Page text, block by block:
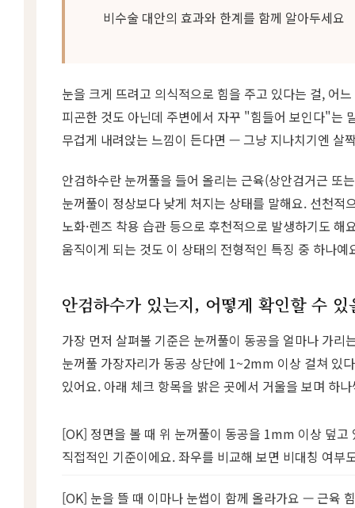
비수술 대안의 효과와 한계를 함께 알아두세요
눈을 크게 뜨려고 의식적으로 힘을 주고 있다는 걸, 어
피곤한 것도 아닌데 주변에서 자꾸 "힘들어 보인다"는
무겁게 내려앉는 느낌이 든다면 — 그냥 지나치기엔 살
안검하수란 눈꺼풀을 들어 올리는 근육(상안검거근 또
눈꺼풀이 정상보다 낮게 처지는 상태를 말해요. 선천적
노화·렌즈 착용 습관 등으로 후천적으로 발생하기도 해
움직이게 되는 것도 이 상태의 전형적인 특징 중 하나예
안검하수가 있는지, 어떻게 확인할 수 있
가장 먼저 살펴볼 기준은 눈꺼풀이 동공을 얼마나 가리
눈꺼풀 가장자리가 동공 상단에 1~2mm 이상 걸쳐 있
있어요. 아래 체크 항목을 밝은 곳에서 거울을 보며 하
[OK] 정면을 볼 때 위 눈꺼풀이 동공을 1mm 이상 덮
직접적인 기준이에요. 좌우를 비교해 보면 비대칭 여부
[OK] 눈을 뜰 때 이마나 눈썹이 함께 올라가요 — 근육